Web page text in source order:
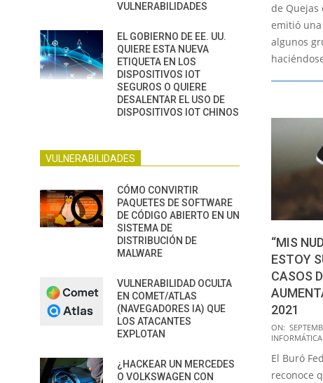
de Quejas
emitió
algunos
“MIS
ESTOY
CASOS
2021
2021-
09-
03
ON:
INFORMÁTICA
El Buró
reconoce
VULNERABILIDADES
EL GOBIERNO DE EE. UU.
QUIERE ESTA NUEVA
ETIQUETA EN LOS
DISPOSITIVOS IOT
SEGUROS O QUIERE
DESALENTAR EL USO DE
DISPOSITIVOS IOT CHINOS
VULNERABILIDADES
CÓMO CONVIRTIR
PAQUETES DE SOFTWARE
DE CÓDIGO ABIERTO EN UN
SISTEMA DE
DISTRIBUCIÓN DE
MALWARE
VULNERABILIDAD OCULTA
EN COMET/ATLAS
(NAVEGADORES IA) QUE
LOS ATACANTES
EXPLOTAN
¿HACKEAR UN MERCEDES
O VOLKSWAGEN CON